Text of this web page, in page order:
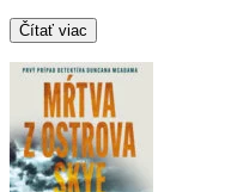
Čítať viac